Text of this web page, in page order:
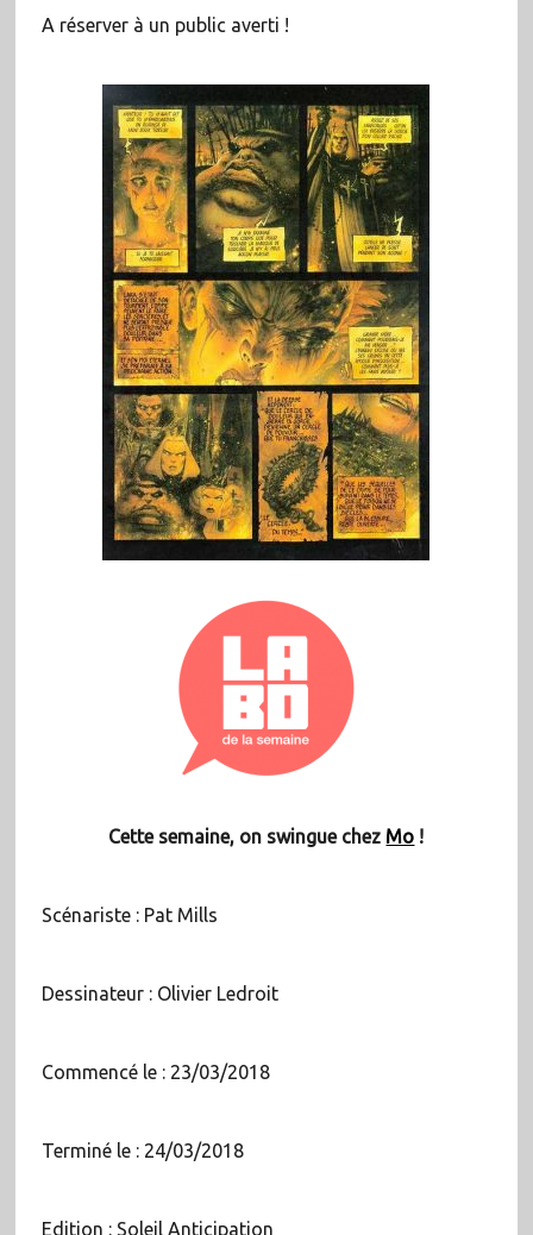
A réserver à un public averti !
Cette semaine, on swingue chez Mo !
Scénariste : Pat Mills
Dessinateur : Olivier Ledroit
Commencé le : 23/03/2018
Terminé le : 24/03/2018
Edition : Soleil Anticipation